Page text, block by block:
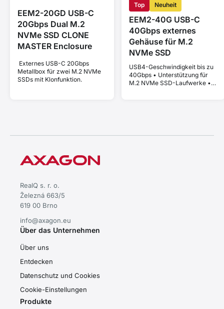
EEM2-20GD USB-C
20Gbps Dual M.2
NVMe SSD CLONE
MASTER Enclosure
Externes USB-C 20Gbps
Metallbox für zwei M.2 NVMe
Top Neuheit
EEM2-40G USB-C
40Gbps externes
Gehäuse für M.2
NVMe SSD
USB4-Geschwindigkeit bis zu
40Gbps • Unterstützung für
M.2 NVMe SSD-Laufwerke •
RealQ s. r. o.
Železná 663/5
619 00 Brno
info@axagon.eu
Über das Unternehmen
Über uns
Entdecken
Datenschutz und Cookies
Cookie-Einstellungen
Produkte